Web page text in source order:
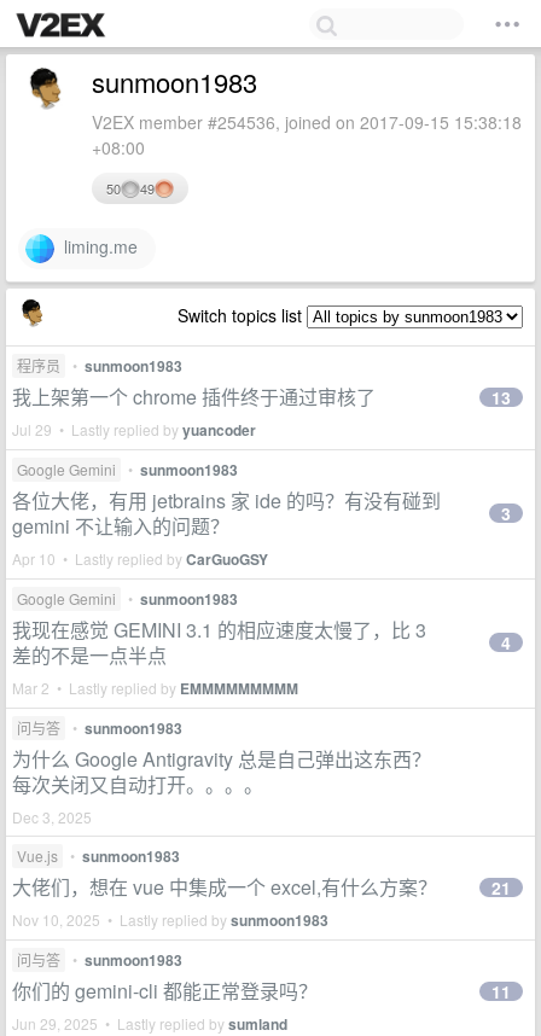
sunmoon1983
V2EX member #254536, joined on 2017-09-15 15:38:18
+08:00
50 49
liming.me
Switch topics list
程序员 • sunmoon1983
我上架第一个 chrome 插件终于通过审核了
Jul 29 • Lastly replied byyuancoder
13
Google Gemini • sunmoon1983
各位大佬，有用 jetbrains 家 ide 的吗？有没有碰到
gemini 不让输入的问题？
Apr 10 • Lastly replied byCarGuoGSY
3
Google Gemini • sunmoon1983
我现在感觉 GEMINI 3.1 的相应速度太慢了，比 3
差的不是一点半点
Mar 2 • Lastly replied by EMMMMMMMMM
4
问与答 • sunmoon1983
为什么 Google Antigravity 总是自己弹出这东西？
每次关闭又自动打开。。。。
Dec 3, 2025
Vue.js
• sunmoon1983
大佬们，想在 vue 中集成一个 excel,有什么方案？
Nov 10, 2025 • Lastly replied bysunmoon1983
21
问与答 • sunmoon1983
你们的 gemini-cli 都能正常登录吗？
Jun 29, 2025 • Lastly replied bysumland
11